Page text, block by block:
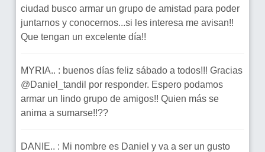
ciudad busco armar un grupo de amistad para poder
juntarnos y conocernos...si les interesa me avisan!!
Que tengan un excelente día!!
MYRIA.. : buenos días feliz sábado a todos!!! Gracias
@Daniel_tandil por responder. Espero podamos
armar un lindo grupo de amigos!! Quien más se
anima a sumarse!!??
DANIE.. : Mi nombre es Daniel y va a ser un gusto